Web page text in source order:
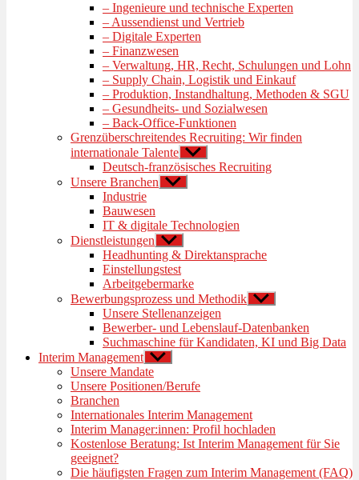
– Ingenieure und technische Experten
– Aussendienst und Vertrieb
– Digitale Experten
– Finanzwesen
– Verwaltung, HR, Recht, Schulungen und Lohn
– Supply Chain, Logistik und Einkauf
– Produktion, Instandhaltung, Methoden & SGU
– Gesundheits- und Sozialwesen
– Back-Office-Funktionen
Grenzüberschreitendes Recruiting: Wir finden
internationale Talente Untermenü
anzeigen
Deutsch-französisches Recruiting
Unsere Branchen Untermenü
Industrie
Bauwesen
IT & digitale Technologien
Dienstleistungen Untermenü
anzeigen
Headhunting & Direktansprache
Einstellungstest
Arbeitgebermarke
Bewerbungsprozess und Methodik Untermenü
Unsere Stellenanzeigen
Bewerber- und Lebenslauf-Datenbanken
Suchmaschine für Kandidaten, KI und Big Data
Interim Management Untermenü
anzeigen
Unsere Mandate
Unsere Positionen/Berufe
Branchen
Internationales Interim Management
Interim Manager:innen: Profil hochladen
Kostenlose Beratung: Ist Interim Management für Sie
geeignet?
Die häufigsten Fragen zum Interim Management (FAQ)